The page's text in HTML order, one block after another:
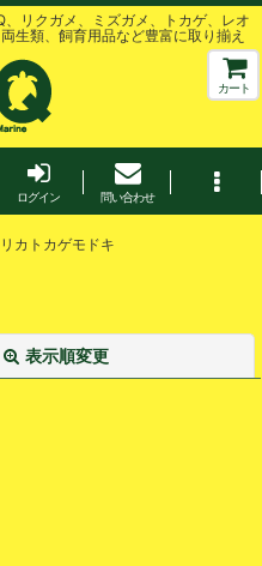
リクガメ、ミズガメ、トカゲ、レオ
生類、飼育用品など豊富に取り揃え
カート
ログイン 問い合わせ
カトカゲモドキ
表示順変更